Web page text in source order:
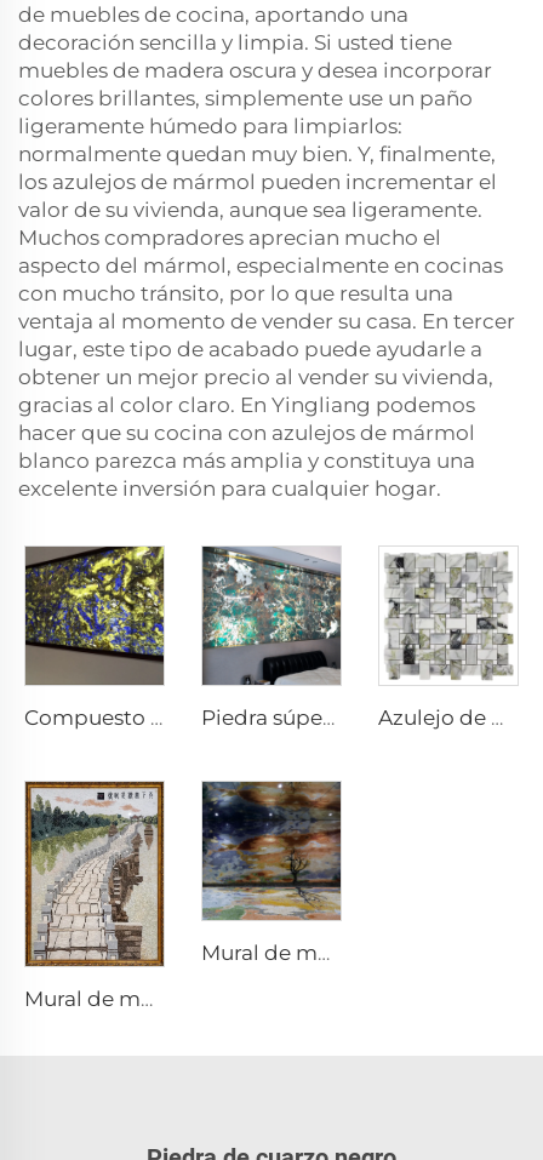
de muebles de cocina, aportando una
decoración sencilla y limpia. Si usted tiene
muebles de madera oscura y desea incorporar
colores brillantes, simplemente use un paño
ligeramente húmedo para limpiarlos:
normalmente quedan muy bien. Y, finalmente,
los azulejos de mármol pueden incrementar el
valor de su vivienda, aunque sea ligeramente.
Muchos compradores aprecian mucho el
aspecto del mármol, especialmente en cocinas
con mucho tránsito, por lo que resulta una
ventaja al momento de vender su casa. En tercer
lugar, este tipo de acabado puede ayudarle a
obtener un mejor precio al vender su vivienda,
gracias al color claro. En Yingliang podemos
hacer que su cocina con azulejos de mármol
blanco parezca más amplia y constituya una
excelente inversión para cualquier hogar.
Compuesto con vidrio Piedra súper delgada Azulejo de mosaico
Mural de mosaico
Mural de mosaico